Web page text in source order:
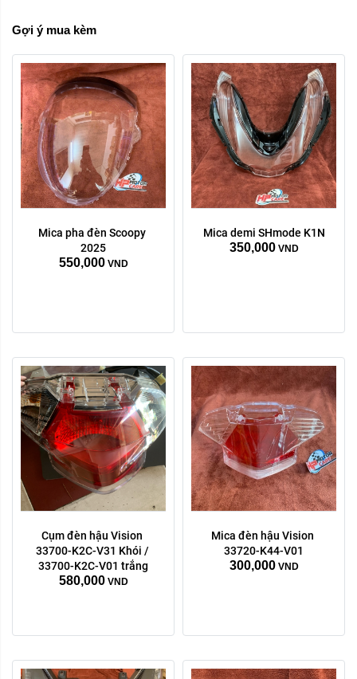
Gợi ý mua kèm
Mica pha đèn Scoopy
2025
550,000 VND
Mica demi SHmode K1N
350,000 VND
Cụm đèn hậu Vision
33700-K2C-V31 Khói /
33700-K2C-V01 trắng
580,000 VND
Mica đèn hậu Vision
33720-K44-V01
300,000 VND